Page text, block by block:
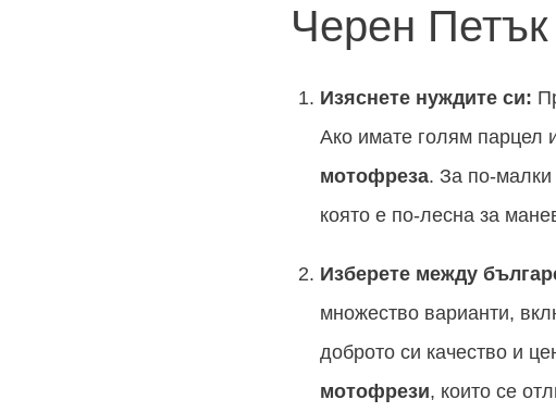
Черен Петък
Изяснете нуждите си:
Ако имате голям
мотофреза. За по-
която е по-лесна за
Изберете между
множество варианти,
доброто си качество и
мотофрези, които се